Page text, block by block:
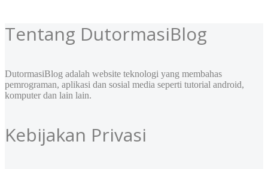
Tentang DutormasiBlog
DutormasiBlog adalah website teknologi yang membahas
pemrograman, aplikasi dan sosial media seperti tutorial android,
komputer dan lain lain.
Kebijakan Privasi